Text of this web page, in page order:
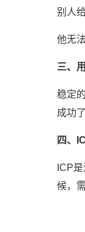
别人
他无
三、
稳定
成功
四、
ICP
候，